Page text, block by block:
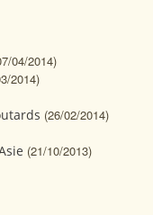
04/2014)
2014)
(26/02/2014)
(21/10/2013)